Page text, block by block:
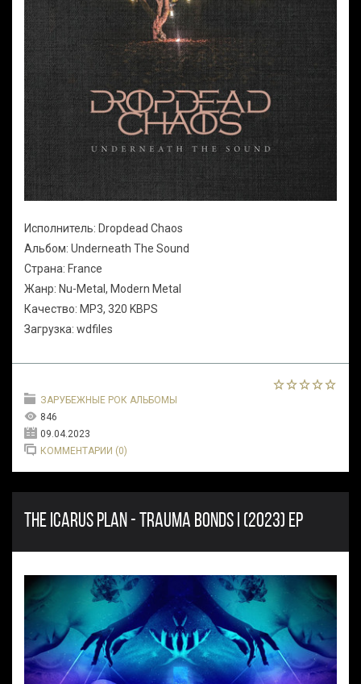
Исполнитель: Dropdead Chaos
Альбом: Underneath The Sound
Страна: France
Жанр: Nu-Metal, Modern Metal
Качество: MP3, 320 KBPS
Загрузка: wdfiles
ЗАРУБЕЖНЫЕ РОК АЛЬБОМЫ
846
09.04.2023
КОММЕНТАРИИ (0)
THE ICARUS PLAN - TRAUMA BONDS I (2023) EP